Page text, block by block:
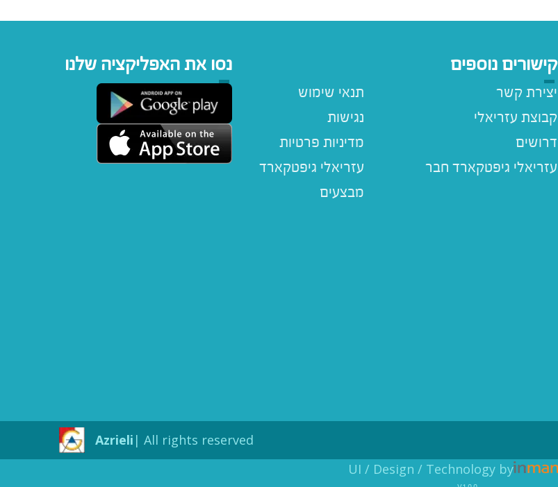
קישורים נוספים
תנאי שימוש
נגישות
מדיניות פרטיות
עזריאלי גיפטקארד
מבצעים
יצירת קשר
קבוצת עזריאלי
דרושים
נסו את האפליקציה שלנו
All rights reserved |
Azrieli
UI / Design / Technology by